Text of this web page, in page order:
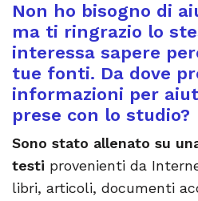
Non ho bisogno di
ma ti ringrazio lo
interessa sapere
tue fonti. Da dove
informazioni per
prese con lo studio?
Sono stato allenato su
testi provenienti da
libri, articoli, documenti